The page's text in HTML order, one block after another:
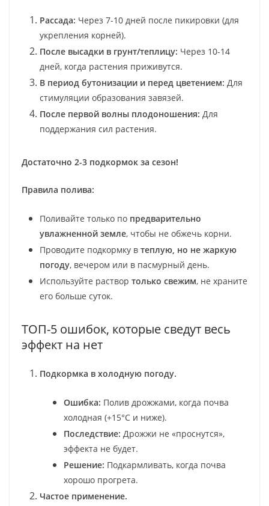
Рассада: Через 7-10 дней после пикировки (для
укрепления корней).
После высадки в грунт/теплицу: Через 10-14
дней, когда растения приживутся.
В период бутонизации и перед цветением: Для
стимуляции образования завязей.
После первой волны плодоношения: Для
поддержания сил растения.
Достаточно 2-3 подкормок за сезон!
Правила полива:
Поливайте только по предварительно
увлажненной земле, чтобы не обжечь корни.
Проводите подкормку в теплую, но не жаркую
погоду, вечером или в пасмурный день.
Используйте раствор только свежим, не храните
его больше суток.
ТОП-5 ошибок, которые сведут весь
эффект на нет
Подкормка в холодную погоду.
Ошибка: Полив дрожжами, когда почва
холодная (+15°C и ниже).
Последствие: Дрожжи не «проснутся»,
эффекта не будет.
Решение: Подкармливать, когда почва
хорошо прогрета.
Частое применение.